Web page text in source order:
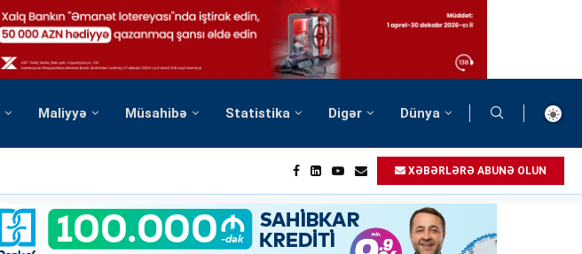
Maliyyə Müsahibə Statistika Digər Dünya
XƏBƏRLƏRƏ ABUNƏ OLUN